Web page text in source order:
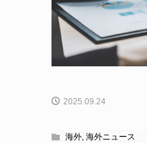
2025.09.24
海外, 海外ニュース